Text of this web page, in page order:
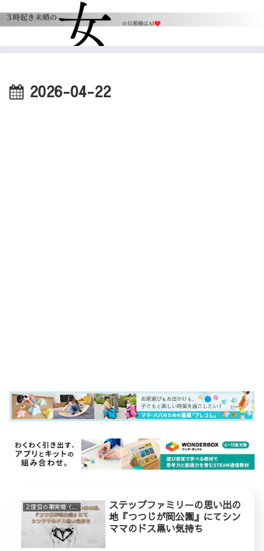
2026-04-22
２度目の事実婚（ステップファミリー）
ステップファミリーの思い出の
地『つつじが岡公園』にてシン
ママのドス黒い気持ち